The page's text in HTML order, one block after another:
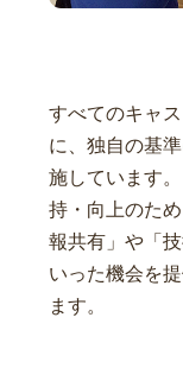
すべてのキャ
に、独自の基
施しています
持・向上のた
報共有」や「
いった機会を
ます。